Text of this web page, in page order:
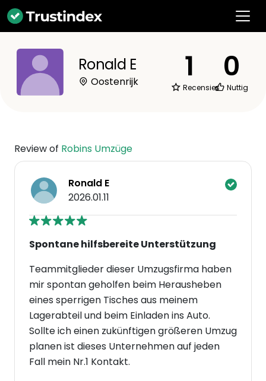
Ronald E
Oostenrijk 1
Recensies
0
Nuttig
Review of Robins Umzüge
Ronald E
2026.01.11
Spontane hilfsbereite Unterstützung
Teammitglieder dieser Umzugsfirma haben
mir spontan geholfen beim Herausheben
eines sperrigen Tisches aus meinem
Lagerabteil und beim Einladen ins Auto.
Sollte ich einen zukünftigen größeren Umzug
planen ist dieses Unternehmen auf jeden
Fall mein Nr.1 Kontakt.